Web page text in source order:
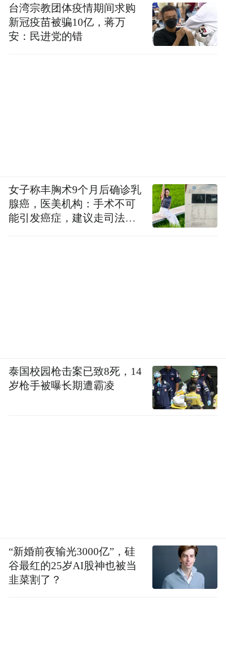
台湾宗教团体疫情期间求购
新冠疫苗被骗10亿，蒋万
安：民进党的错
女子称丰胸术9个月后确诊乳
腺癌，医美机构：手术不可
能引发癌症，建议走司法途
泰国校园枪击案已致8死，14
岁枪手被曝长期遭霸凌
“新婚前夜输光3000亿”，硅
谷最红的25岁AI股神也被当
韭菜割了？